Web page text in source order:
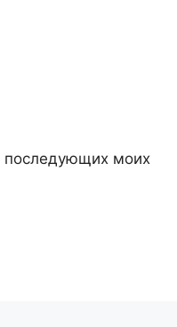
последующих моих